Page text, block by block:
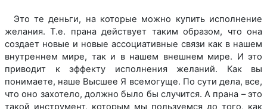
Это те деньги, на которые можно купить исполнение
желания. Т.е. прана действует таким образом, что она
создает новые и новые ассоциативные связи как в нашем
внутреннем мире, так и в нашем внешнем мире. И это
приводит к эффекту исполнения желаний. Как вы
понимаете, наше Высшее Я всемогуще. По сути дела, все,
что оно захотело, должно было бы случится. А прана – это
такой инструмент, которым мы пользуемся до того, как